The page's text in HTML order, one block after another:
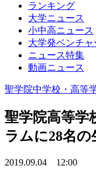
ランキング
大学ニュース
小中高ニュース
大学発ベンチャ
ニュース特集
動画ニュース
聖学院中学校・高等
聖学院高等学
ラムに28名の
2019.09.04 12:00